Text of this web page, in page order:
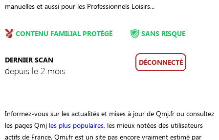
manuelles et aussi pour les Professionnels Loisirs...
CONTENU FAMILIAL PROTÉGÉ
DERNIER SCAN
depuis le 2 mois
SANS RISQUE
DÉCONNECTÉ
Informez-vous sur les actualités et mises à jour de Qmj.fr ou consultez
les pages Qmj les plus populaires, les mieux notées des utilisateurs
actifs de France. Qmj.fr est un site pas encore vraiment estimé par